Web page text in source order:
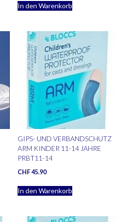
In den Warenkorb
GIPS- UND VERBANDSCHUTZ
ARM KINDER 11-14 JAHRE
PRBT11-14
CHF45.90
In den Warenkorb